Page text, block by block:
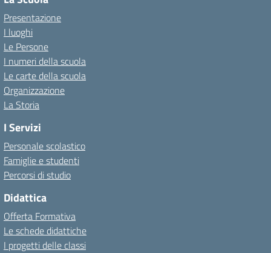
Presentazione
I luoghi
Le Persone
I numeri della scuola
Le carte della scuola
Organizzazione
La Storia
I Servizi
Personale scolastico
Famiglie e studenti
Percorsi di studio
Didattica
Offerta Formativa
Le schede didattiche
I progetti delle classi